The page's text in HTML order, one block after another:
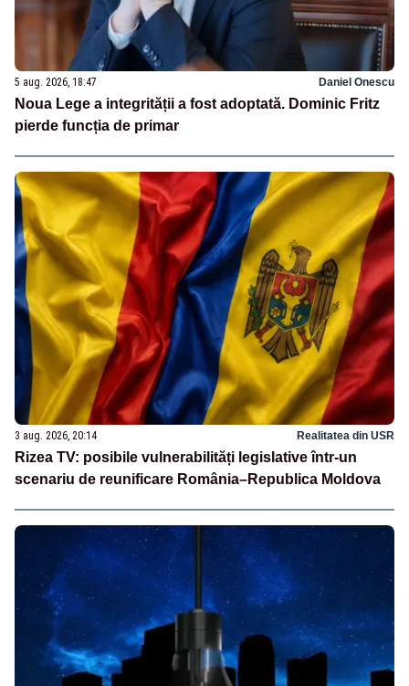
5 aug. 2026, 18:47 Daniel Onescu
Noua Lege a integrității a fost adoptată. Dominic Fritz
pierde funcția de primar
3 aug. 2026, 20:14 Realitatea din USR
Rizea TV: posibile vulnerabilități legislative într-un
scenariu de reunificare România–Republica Moldova